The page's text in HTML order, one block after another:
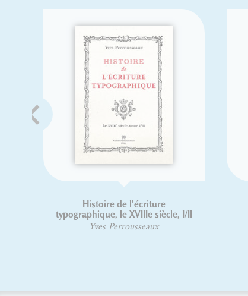
Histoire de l'écriture
typographique, le XVIIIe siècle, I/II
Yves Perrousseaux